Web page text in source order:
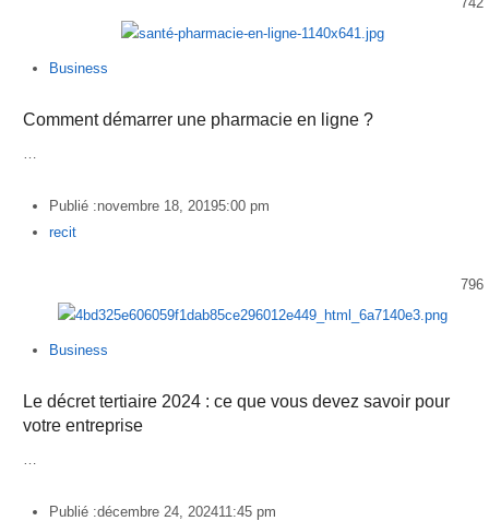
Business
Comment démarrer une pharmacie en ligne ?
…
Publié :novembre 18, 20195:00 pm
Author
recit
796
Business
Le décret tertiaire 2024 : ce que vous devez savoir pour
votre entreprise
…
Publié :décembre 24, 202411:45 pm